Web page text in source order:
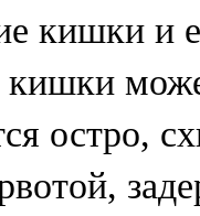
кишки и
остро,